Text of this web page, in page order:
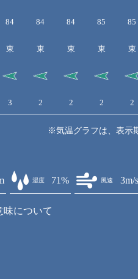
84 84 84 85 85
東 東 東 東 東
3 2 2 2 2
※気温グラフは、表示
湿度 71% 風速 3m/s
味について